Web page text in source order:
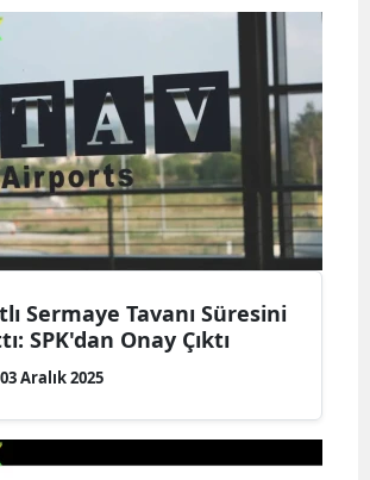
Sermaye Tavanı Süresini
SPK'dan Onay Çıktı
03 Aralık 2025